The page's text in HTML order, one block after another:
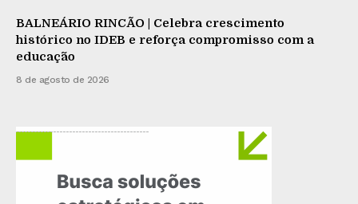
BALNEÁRIO RINCÃO | Celebra crescimento
histórico no IDEB e reforça compromisso com a
educação
8 de agosto de 2026